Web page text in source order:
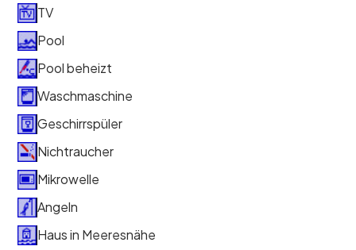
TV
Pool
Pool beheizt
Waschmaschine
Geschirrspüler
Nichtraucher
Mikrowelle
Angeln
Haus in Meeresnähe